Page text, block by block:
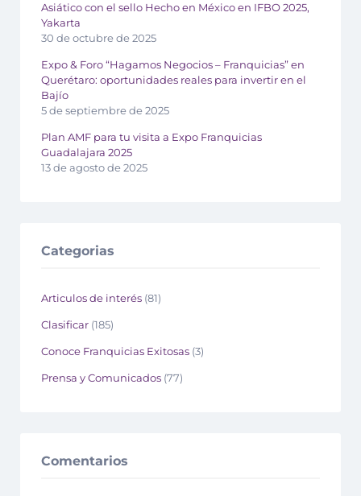
Asiático con el sello Hecho en México en IFBO 2025,
Yakarta
30 de octubre de 2025
Expo & Foro “Hagamos Negocios – Franquicias” en
Querétaro: oportunidades reales para invertir en el
Bajío
5 de septiembre de 2025
Plan AMF para tu visita a Expo Franquicias
Guadalajara 2025
13 de agosto de 2025
Categorias
Articulos de interés (81)
Clasificar (185)
Conoce Franquicias Exitosas (3)
Prensa y Comunicados (77)
Comentarios